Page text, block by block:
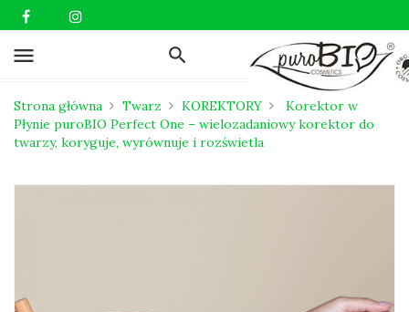
menu
Strona główna Twarz KOREKTORY
Korektor w
Płynie puroBIO Perfect One – wielozadaniowy korektor do
twarzy, koryguje, wyrównuje i rozświetla